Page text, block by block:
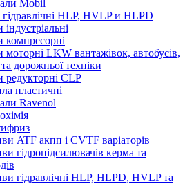
Mobil
HLP, HVLP и HLPD
LKW вантажівок, автобусів,
та дорожньої техніки
редукторні CLP
пластичні
Ravenol
ATF акпп і CVTF варіаторів
гідропідсилювачів керма та
гідравлічні HLP, HLPD, HVLP та